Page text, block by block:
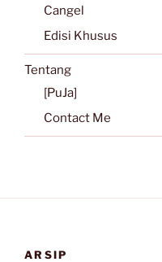
Cangel
Edisi Khusus
Tentang
[PuJa]
Contact Me
ARSIP